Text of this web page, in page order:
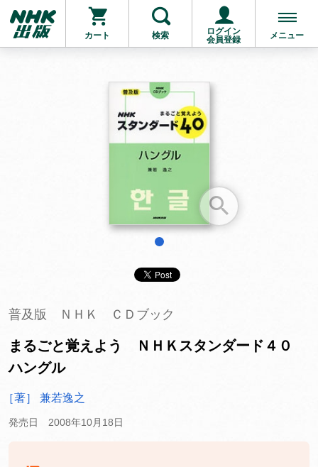
カート 検索
ログイン
会員登録
メニュー
お支払いに進む
普及版 ＮＨＫ ＣＤブック
まるごと覚えよう ＮＨＫスタンダード４０
ハングル
［著］ 兼若逸之
発売日 2008年10月18日